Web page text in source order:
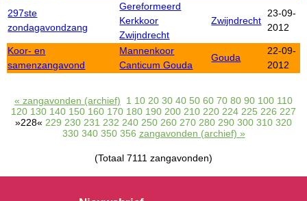
297ste
zondagavondzang
Gereformeerd
Kerkkoor
Zwijndrecht
Zwijndrecht
23-09-
2012
Koor- en
samenzangavond
Mannenkoor
Canticum Gouda
Gouda
22-09-
2012
« zangavonden (archief) 1 10 20 30 40 50 60 70 80 90 100 110
120 130 140 150 160 170 180 190 200 210 220 224 225 226 227
»228« 229 230 231 232 240 250 260 270 280 290 300 310 320
330 340 350 356 zangavonden (archief) »
(Totaal 7111 zangavonden)